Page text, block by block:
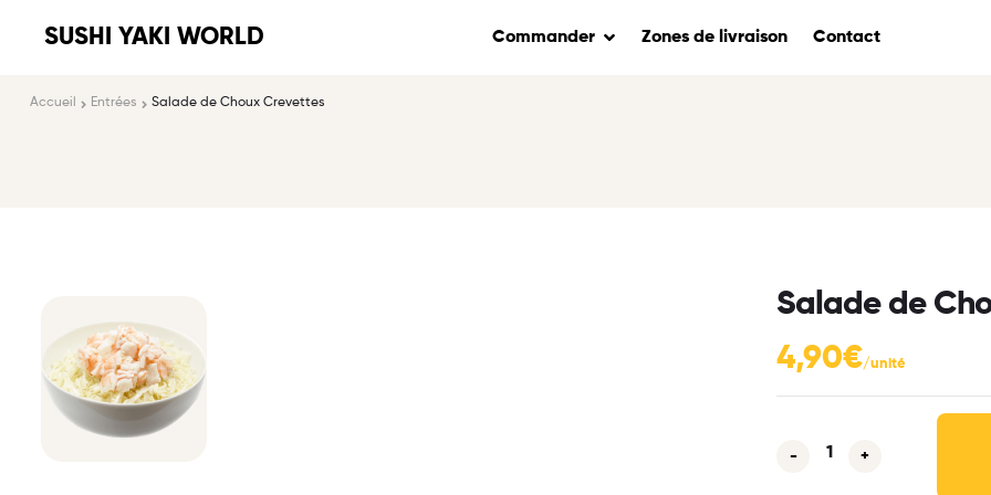
SUSHI YAKI WORLD Commander Zones de livraison Contact
Accueil Entrées Salade de Choux Crevettes
Salade de
4,90€
- +